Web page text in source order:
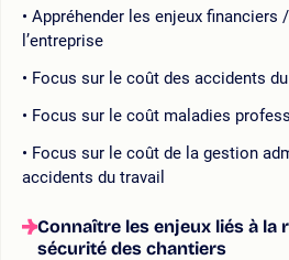
Appréhender les enjeux financiers
l’entreprise
Focus sur le coût des accidents du
Focus sur le coût maladies
Focus sur le coût de la gestion
accidents du travail
Connaître les enjeux liés à la
sécurité des chantiers